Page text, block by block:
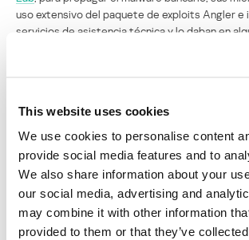
This website uses cookies
We use cookies to personalise content
provide social media features and to
We also share information about your
our social media, advertising and
may combine it with other information
provided to them or that they’ve
uso extensivo del paquete de exploits Angler e
servicios de asistencia técnica y lo daban en
contenidos migran a Internet, la publicidad en
convirtiendo en la principal fuente de ingresos
dijo el experto. “Los ciberdelincuentes lo saben
mayor frecuencia dan preferencia a la
abandonando las formas más genéricas de
paquetes de exploit”.
Fuentes:Threatpost